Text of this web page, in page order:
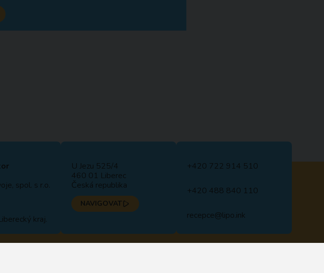
spol. s r.o.
kraj.
U Jezu 525/4
460 01 Liberec
Česká republika
NAVIGOVAT
+420 722 914 510
+420 488 840 110
recepce@lipo.ink